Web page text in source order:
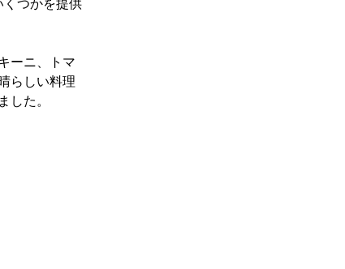
くつかを提供
ーニ、トマ
らしい料理
した。